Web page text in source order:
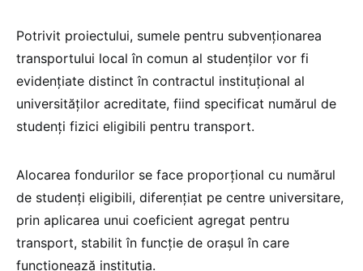
Potrivit proiectului, sumele pentru subvenționarea
transportului local în comun al studenților vor fi
evidențiate distinct în contractul instituțional al
universităților acreditate, fiind specificat numărul de
studenți fizici eligibili pentru transport.
Alocarea fondurilor se face proporțional cu numărul
de studenți eligibili, diferențiat pe centre universitare,
prin aplicarea unui coeficient agregat pentru
transport, stabilit în funcție de orașul în care
funcționează instituția.